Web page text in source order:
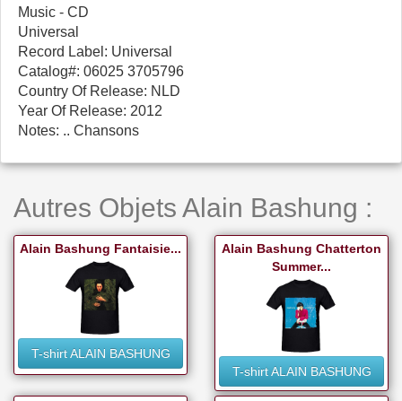
Music - CD
Universal
Record Label: Universal
Catalog#: 06025 3705796
Country Of Release: NLD
Year Of Release: 2012
Notes: .. Chansons
Autres Objets Alain Bashung :
Alain Bashung Fantaisie...
T-shirt ALAIN BASHUNG
Alain Bashung Chatterton
Summer...
T-shirt ALAIN BASHUNG